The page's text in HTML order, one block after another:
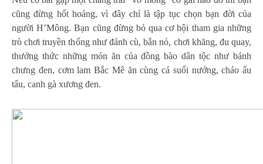
cũng đừng hốt hoảng, vì đây chỉ là tập tục chọn bạn đời của
người H’Mông. Bạn cũng đừng bỏ qua cơ hội tham gia những
trò chơi truyền thống như đánh cù, bắn nỏ, chơi khăng, đu quay,
thưởng thức những món ăn của đồng bào dân tộc như bánh
chưng đen, cơm lam Bắc Mê ăn cùng cá suối nướng, cháo ấu
tẩu, canh gà xương đen.